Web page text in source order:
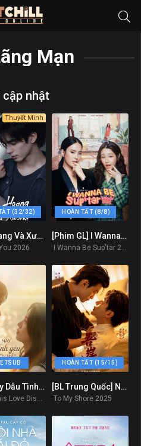
Mạn
cập nhật
(32/32)
0
Thuyết Minh
Chó Hoang Và Xương
2026
HOÀN TẤT (8/8)
0[Phim GL] I Wanna Be Sup’tar – 2026
7.3Đêm Nay Dẫu Tình Yêu Này Biến Mất Khỏi Thế Gian
Even If This Love Disappears From The World Tonight 2025
HOÀN TẤT (15/15)
9.5[BL Trung Quốc] Ngô Ngạn
To My Shore 2025